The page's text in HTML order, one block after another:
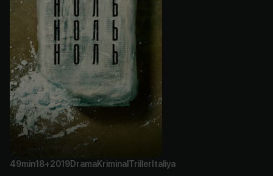
49min18+2019DramaKriminal Triller Italiya